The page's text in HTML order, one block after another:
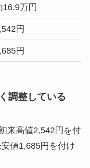
16.9万円
円
円
調整している
来高値2,542円を付
値1,685円を付け